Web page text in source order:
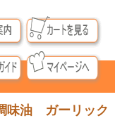
味油 ガーリック